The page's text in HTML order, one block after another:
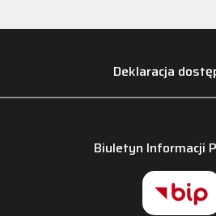
Deklaracja
Biuletyn Informacji